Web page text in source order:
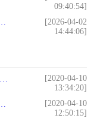
09:40:54]
[2026-04-02
14:44:06]
[2020-04-10
13:34:20]
[2020-04-10
12:50:15]